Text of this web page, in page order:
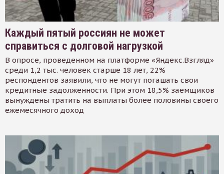
Каждый пятый россиян не может
справиться с долговой нагрузкой
В опросе, проведенном на платформе «Яндекс.Взгляд»
среди 1,2 тыс. человек старше 18 лет, 22%
респондентов заявили, что не могут погашать свои
кредитные задолженности. При этом 18,5% заемщиков
вынуждены тратить на выплаты более половины своего
ежемесячного доход